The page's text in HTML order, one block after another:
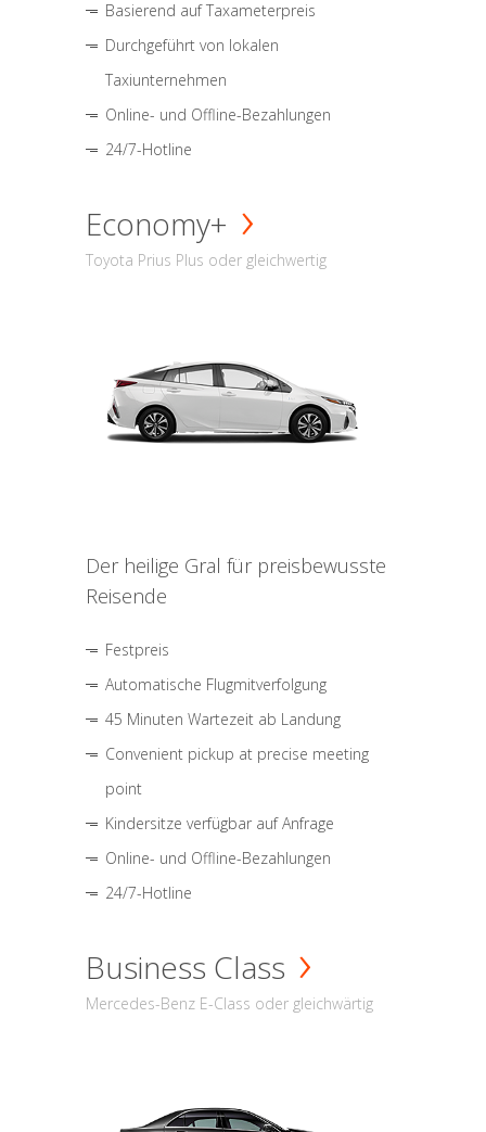
Basierend auf Taxameterpreis
Durchgeführt von lokalen
Taxiunternehmen
Online- und Offline-Bezahlungen
24/7-Hotline
Economy+
Toyota Prius Plus oder gleichwertig
Der heilige Gral für preisbewusste
Reisende
Festpreis
Automatische Flugmitverfolgung
45 Minuten Wartezeit ab Landung
Convenient pickup at precise meeting
point
Kindersitze verfügbar auf Anfrage
Online- und Offline-Bezahlungen
24/7-Hotline
Business Class
Mercedes-Benz E-Class oder gleichwärtig